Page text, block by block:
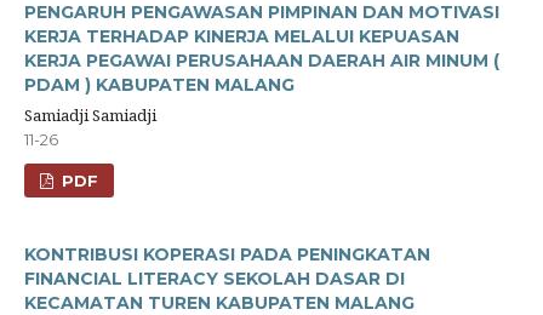
PENGARUH PENGAWASAN PIMPINAN DAN MOTIVASI
KERJA TERHADAP KINERJA MELALUI KEPUASAN
KERJA PEGAWAI PERUSAHAAN DAERAH AIR MINUM (
PDAM ) KABUPATEN MALANG
Samiadji Samiadji
11-26
PDF
KONTRIBUSI KOPERASI PADA PENINGKATAN
FINANCIAL LITERACY SEKOLAH DASAR DI
KECAMATAN TUREN KABUPATEN MALANG